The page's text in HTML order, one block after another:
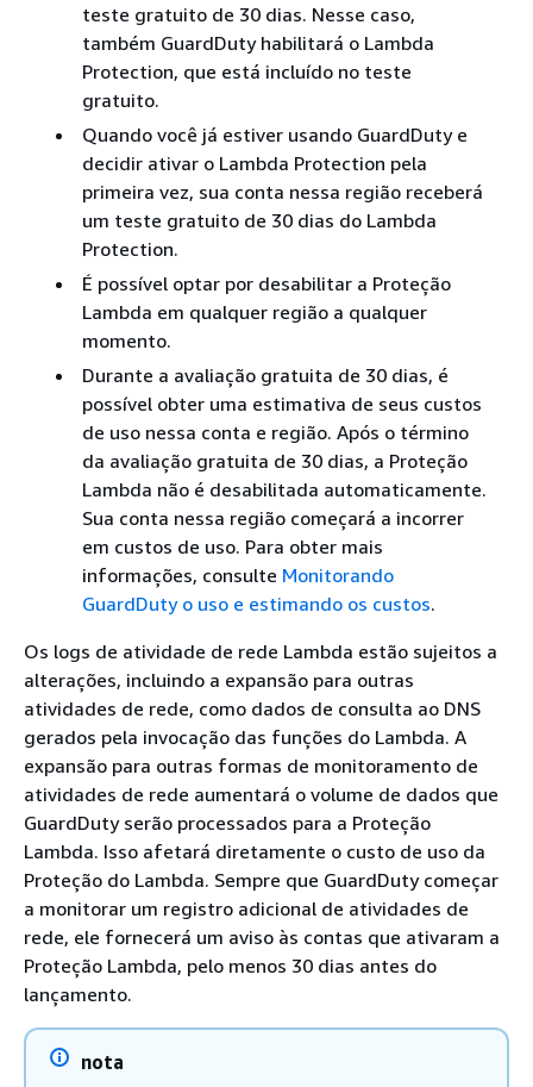
teste gratuito de 30 dias. Nesse caso,
também GuardDuty habilitará o Lambda
Protection, que está incluído no teste
gratuito.
Quando você já estiver usando GuardDuty e
decidir ativar o Lambda Protection pela
primeira vez, sua conta nessa região receberá
um teste gratuito de 30 dias do Lambda
Protection.
É possível optar por desabilitar a Proteção
Lambda em qualquer região a qualquer
momento.
Durante a avaliação gratuita de 30 dias, é
possível obter uma estimativa de seus custos
de uso nessa conta e região. Após o término
da avaliação gratuita de 30 dias, a Proteção
Lambda não é desabilitada automaticamente.
Sua conta nessa região começará a incorrer
em custos de uso. Para obter mais
informações, consulte Monitorando
GuardDuty o uso e estimando os custos.
Os logs de atividade de rede Lambda estão sujeitos a
alterações, incluindo a expansão para outras
atividades de rede, como dados de consulta ao DNS
gerados pela invocação das funções do Lambda. A
expansão para outras formas de monitoramento de
atividades de rede aumentará o volume de dados que
GuardDuty serão processados para a Proteção
Lambda. Isso afetará diretamente o custo de uso da
Proteção do Lambda. Sempre que GuardDuty começar
a monitorar um registro adicional de atividades de
rede, ele fornecerá um aviso às contas que ativaram a
Proteção Lambda, pelo menos 30 dias antes do
lançamento.
nota